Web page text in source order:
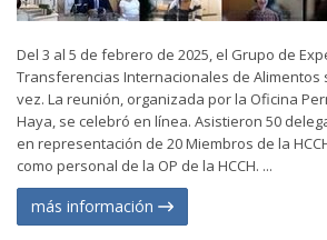
Del 3 al 5 de febrero de 2025, el Grupo de
Transferencias Internacionales de Alimentos
vez. La reunión, organizada por la Oficina
Haya, se celebró en línea. Asistieron 50
en representación de 20 Miembros de la
como personal de la OP de la HCCH. ...
más información